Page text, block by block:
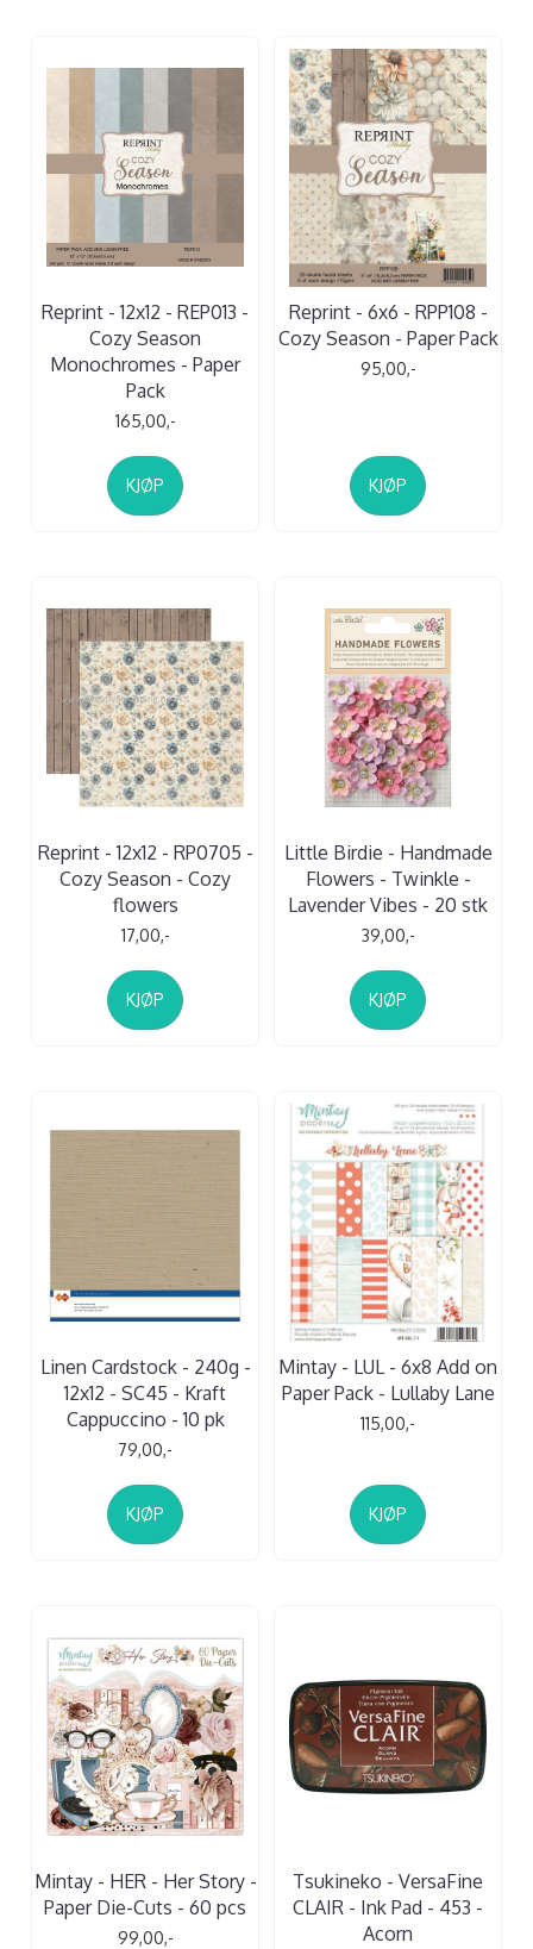
Reprint - 12x12 - REP013 -
Cozy Season
Monochromes - Paper
Pack
165,00,-
KJØP
Reprint - 6x6 - RPP108 -
Cozy Season - Paper Pack
95,00,-
KJØP
Reprint - 12x12 - RP0705 -
Cozy Season - Cozy
flowers
17,00,-
KJØP
Little Birdie - Handmade
Flowers - Twinkle -
Lavender Vibes - 20 stk
39,00,-
KJØP
Linen Cardstock - 240g -
12x12 - SC45 - Kraft
Cappuccino - 10 pk
79,00,-
KJØP
Mintay - LUL - 6x8 Add on
Paper Pack - Lullaby Lane
115,00,-
KJØP
Mintay - HER - Her Story -
Paper Die-Cuts - 60 pcs
99,00,-
Tsukineko - VersaFine
CLAIR - Ink Pad - 453 -
Acorn